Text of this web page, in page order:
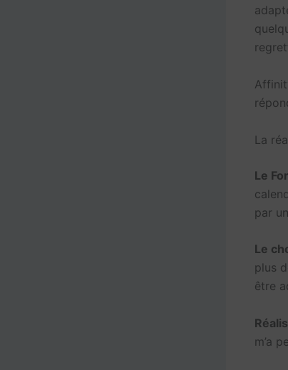
La
Le
par
Le
plus
être
m’a